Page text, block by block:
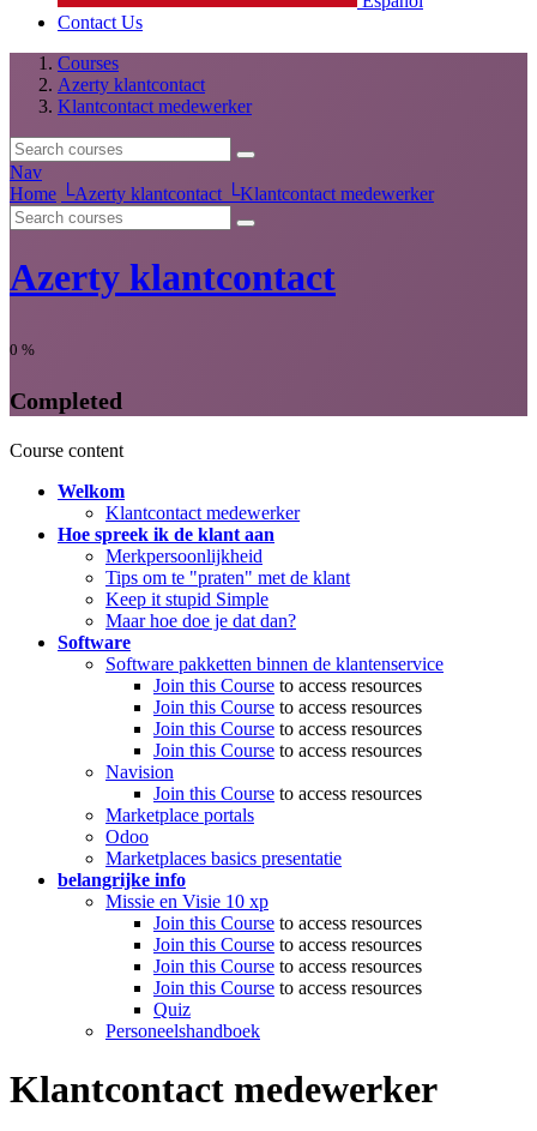
Contact Us
Courses
Azerty klantcontact
Klantcontact medewerker
Nav
Home └Azerty klantcontact └Klantcontact medewerker
Azerty klantcontact
0 %
Completed
Course content
Welkom
Klantcontact medewerker
Hoe spreek ik de klant aan
Merkpersoonlijkheid
Tips om te "praten" met de klant
Keep it stupid Simple
Maar hoe doe je dat dan?
Software
Software pakketten binnen de klantenservice
Join this Course to access resources
Join this Course to access resources
Join this Course to access resources
Join this Course to access resources
Navision
Join this Course to access resources
Marketplace portals
Odoo
Marketplaces basics presentatie
belangrijke info
Missie en Visie 10 xp
Join this Course to access resources
Join this Course to access resources
Join this Course to access resources
Join this Course to access resources
Quiz
Personeelshandboek
Klantcontact medewerker